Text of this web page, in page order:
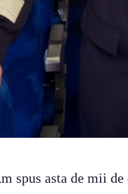
spus asta de mii